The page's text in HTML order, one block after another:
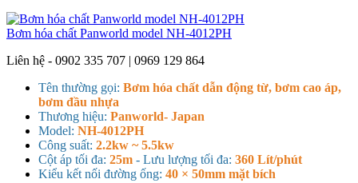
Bơm hóa chất Panworld model NH-4012PH
Liên hệ - 0902 335 707 | 0969 129 864
Tên thường gọi: Bơm hóa chất dẫn động từ, bơm cao áp,
bơm đầu nhựa
Thương hiệu: Panworld- Japan
Model: NH-4012PH
Công suất: 2.2kw ~ 5.5kw
Cột áp tối đa: 25m - Lưu lượng tối đa: 360 Lít/phút
Kiểu kết nối đường ống: 40 × 50mm mặt bích